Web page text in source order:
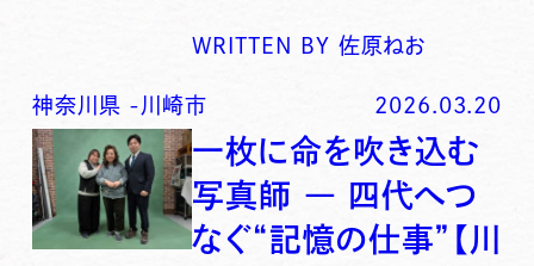
WRITTEN BY 佐原ねお
神奈川県 - 川崎市 2026.03.20
一枚に命を吹き込む
写真師 ― 四代へつ
なぐ“記憶の仕事”【川